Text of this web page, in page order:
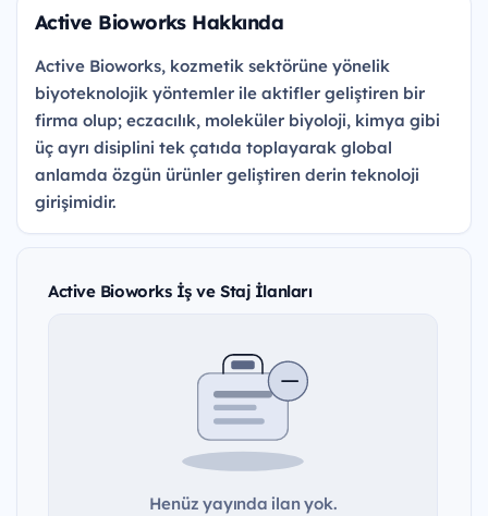
Active Bioworks Hakkında
Active Bioworks, kozmetik sektörüne yönelik
biyoteknolojik yöntemler ile aktifler geliştiren bir
firma olup; eczacılık, moleküler biyoloji, kimya gibi
üç ayrı disiplini tek çatıda toplayarak global
anlamda özgün ürünler geliştiren derin teknoloji
girişimidir.
Active Bioworks İş ve Staj İlanları
Henüz yayında ilan yok.